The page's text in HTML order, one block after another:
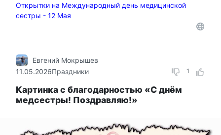
Открытки на Международный день медицинской
сестры - 12 Мая
1
Евгений Мокрышев
11.05.2026Праздники
Картинка с благодарностью «С днём
медсестры! Поздравляю!»